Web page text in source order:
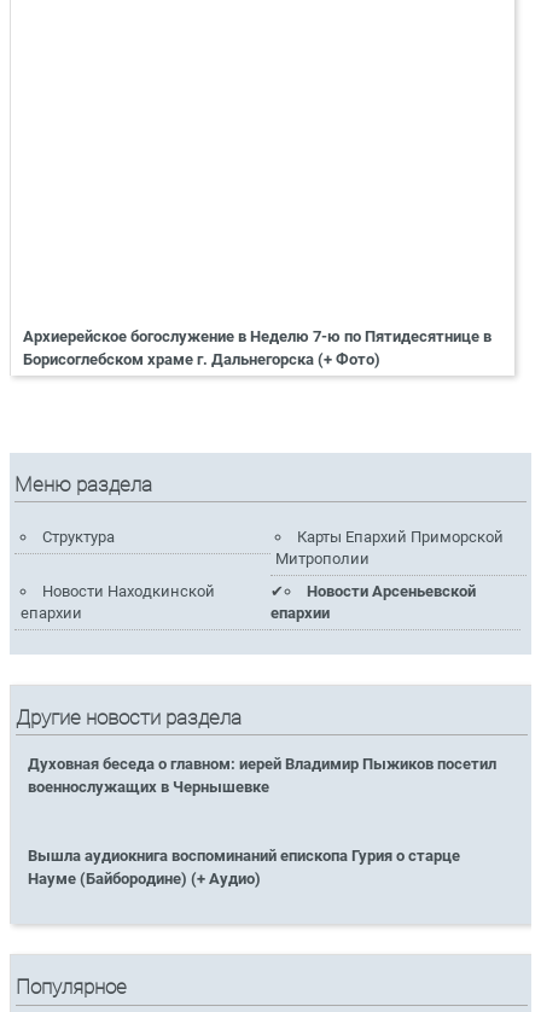
Архиерейское богослужение в Неделю 7-ю по Пятидесятнице в
Борисоглебском храме г. Дальнегорска (+ Фото)
Меню раздела
Структура
Карты Епархий Приморской
Митрополии
Новости Находкинской
епархии
Новости Арсеньевской
епархии
Другие новости раздела
Духовная беседа о главном: иерей Владимир Пыжиков посетил
военнослужащих в Чернышевке
Вышла аудиокнига воспоминаний епископа Гурия о старце
Науме (Байбородине) (+ Аудио)
Популярное